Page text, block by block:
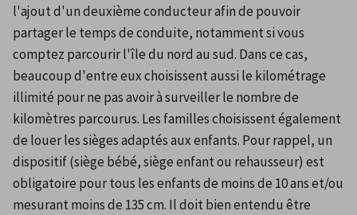
l'ajout d'un deuxième conducteur afin de pouvoir
partager le temps de conduite, notamment si vous
comptez parcourir l'île du nord au sud. Dans ce cas,
beaucoup d'entre eux choisissent aussi le kilométrage
illimité pour ne pas avoir à surveiller le nombre de
kilomètres parcourus. Les familles choisissent également
de louer les sièges adaptés aux enfants. Pour rappel, un
dispositif (siège bébé, siège enfant ou rehausseur) est
obligatoire pour tous les enfants de moins de 10 ans et/ou
mesurant moins de 135 cm. Il doit bien entendu être